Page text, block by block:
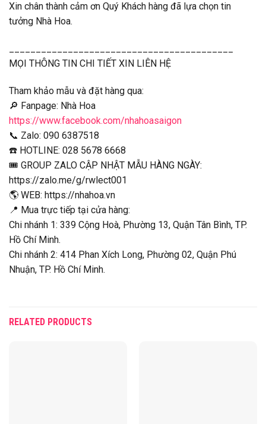
Xin chân thành cảm ơn Quý Khách hàng đã lựa chọn tin
tưởng Nhà Hoa.
MỌI THÔNG TIN CHI TIẾT XIN LIÊN HỆ
Tham khảo mẫu và đặt hàng qua:
🔎 Fanpage: Nhà Hoa
https://www.facebook.com/nhahoasaigon
📞 Zalo: 090 6387518
☎️ HOTLINE: 028 5678 6668
🎟 GROUP ZALO CẬP NHẬT MẪU HÀNG NGÀY:
https://zalo.me/g/rwlect001
🌎 WEB: https://nhahoa.vn
📍 Mua trực tiếp tại cửa hàng:
Chi nhánh 1: 339 Cộng Hoà, Phường 13, Quận Tân Bình, TP.
Hồ Chí Minh.
Chi nhánh 2: 414 Phan Xích Long, Phường 02, Quận Phú
Nhuận, TP. Hồ Chí Minh.
RELATED PRODUCTS